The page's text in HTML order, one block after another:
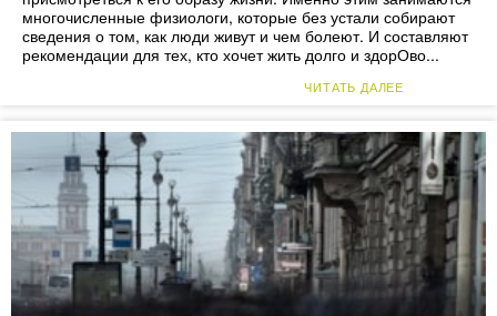
многочисленные физиологи, которые без устали собирают
сведения о том, как люди живут и чем болеют. И составляют
рекомендации для тех, кто хочет жить долго и здорОво...
ЧИТАТЬ ДАЛЕЕ